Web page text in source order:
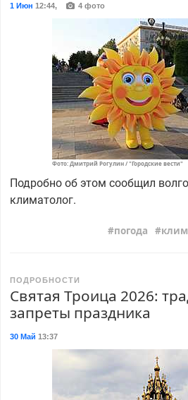
1 Июн 12:44, 4 фото
Фото: Дмитрий Рогулин / "Городские вести"
Подробно об этом сообщил
климатолог.
погода
ПОДРОБНОСТИ
Святая Троица 2026:
запреты праздника
30 Май 13:37